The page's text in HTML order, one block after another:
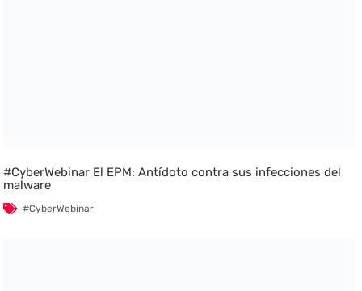
#CyberWebinar El EPM: Antídoto contra sus infecciones del
malware
#CyberWebinar